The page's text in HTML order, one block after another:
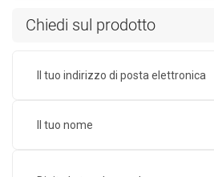
Chiedi sul prodotto